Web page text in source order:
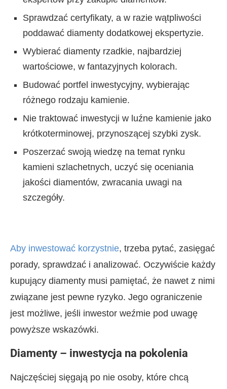
Sprawdzać certyfikaty, a w razie wątpliwości
poddawać diamenty dodatkowej ekspertyzie.
Wybierać diamenty rzadkie, najbardziej
wartościowe, w fantazyjnych kolorach.
Budować portfel inwestycyjny, wybierając
różnego rodzaju kamienie.
Nie traktować inwestycji w luźne kamienie jako
krótkoterminowej, przynoszącej szybki zysk.
Poszerzać swoją wiedzę na temat rynku
kamieni szlachetnych, uczyć się oceniania
jakości diamentów, zwracania uwagi na
szczegóły.
Aby inwestować korzystnie, trzeba pytać, zasięgać
porady, sprawdzać i analizować. Oczywiście każdy
kupujący diamenty musi pamiętać, że nawet z nimi
związane jest pewne ryzyko. Jego ograniczenie
jest możliwe, jeśli inwestor weźmie pod uwagę
powyższe wskazówki.
Diamenty – inwestycja na pokolenia
Najczęściej sięgają po nie osoby, które chcą